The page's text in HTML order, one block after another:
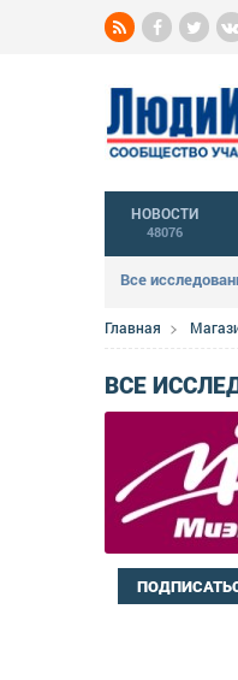
НОВОСТИ
48076
Все
Главная
ВСЕ